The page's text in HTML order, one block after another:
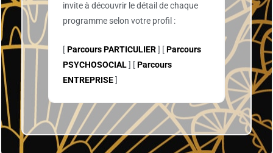
invite à découvrir le détail de chaque
programme selon votre profil :
[Parcours PARTICULIER] [Parcours
PSYCHOSOCIAL] [Parcours
ENTREPRISE]